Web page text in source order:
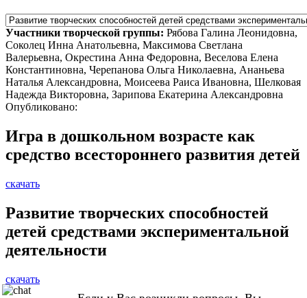
Участники творческой группы: Рябова Галина Леонидовна,
Соколец Инна Анатольевна, Максимова Светлана
Валерьевна, Окрестина Анна Федоровна, Веселова Елена
Константиновна, Черепанова Ольга Николаевна, Ананьева
Наталья Александровна, Моисеева Раиса Ивановна, Шелковая
Надежда Викторовна, Зарипова Екатерина Александровна
Опубликовано:
Игра в дошкольном возрасте как
средство всестороннего развития детей
скачать
Развитие творческих способностей
детей средствами экспериментальной
деятельности
скачать